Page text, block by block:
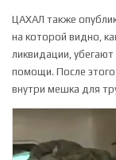
ЦАХАЛ также
на которой видно,
ликвидации,
помощи. После
внутри мешка для